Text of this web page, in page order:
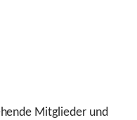
Mitglieder und